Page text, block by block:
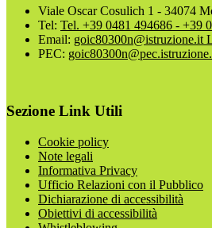
Viale Oscar Cosulich 1 - 34074
Tel: Tel. +39 0481 494686 - +39
Email: goic80300n@istruzione.it
PEC:
Sezione Link Utili
Cookie policy
Note legali
Informativa Privacy
Ufficio Relazioni con il Pubblico
Dichiarazione di accessibilità
Obiettivi di accessibilità